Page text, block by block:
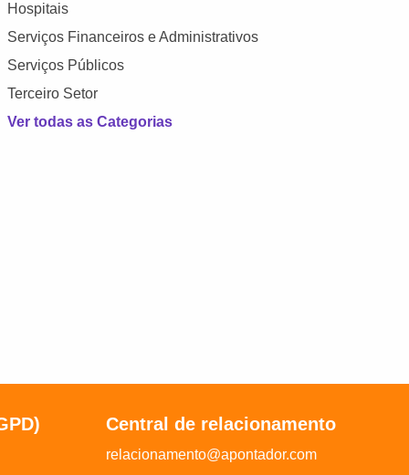
Hospitais
Serviços Financeiros e Administrativos
Serviços Públicos
Terceiro Setor
Ver todas as Categorias
Central de relacionamento
relacionamento@apontador.com